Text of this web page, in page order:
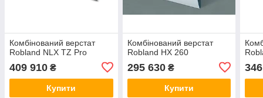
Комбінований верстат
Robland NLX TZ Pro
409 910 ₴
Купити
Комбінований верстат
Robland HX 260
295 630₴
Купити